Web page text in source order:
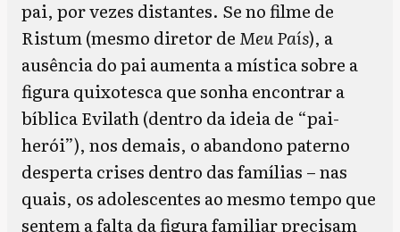
pai, por vezes distantes. Se no filme de
Ristum (mesmo diretor de Meu País), a
ausência do pai aumenta a mística sobre a
figura quixotesca que sonha encontrar a
bíblica Evilath (dentro da ideia de “pai-
herói”), nos demais, o abandono paterno
desperta crises dentro das famílias – nas
quais, os adolescentes ao mesmo tempo que
sentem a falta da figura familiar precisam